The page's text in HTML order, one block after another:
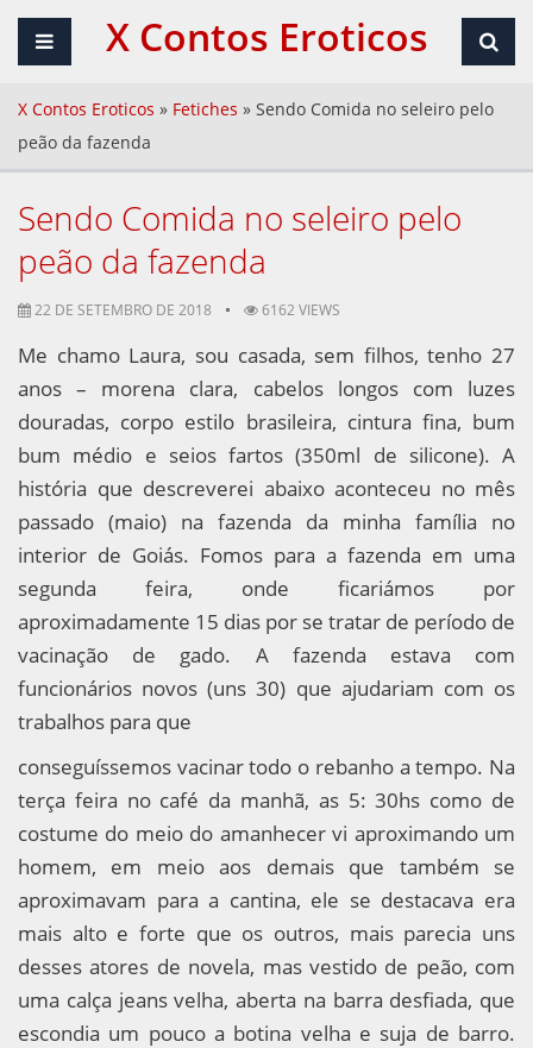
X Contos Eroticos
X Contos Eroticos » Fetiches » Sendo Comida no seleiro pelo
peão da fazenda
Sendo Comida no seleiro pelo
peão da fazenda
22 DE SETEMBRO DE 2018 6162 VIEWS
Me chamo Laura, sou casada, sem filhos, tenho 27
anos – morena clara, cabelos longos com luzes
douradas, corpo estilo brasileira, cintura fina, bum
bum médio e seios fartos (350ml de silicone). A
história que descreverei abaixo aconteceu no mês
passado (maio) na fazenda da minha família no
interior de Goiás. Fomos para a fazenda em uma
segunda feira, onde ficariámos por
aproximadamente 15 dias por se tratar de período de
vacinação de gado. A fazenda estava com
funcionários novos (uns 30) que ajudariam com os
trabalhos para que
conseguíssemos vacinar todo o rebanho a tempo. Na
terça feira no café da manhã, as 5: 30hs como de
costume do meio do amanhecer vi aproximando um
homem, em meio aos demais que também se
aproximavam para a cantina, ele se destacava era
mais alto e forte que os outros, mais parecia uns
desses atores de novela, mas vestido de peão, com
uma calça jeans velha, aberta na barra desfiada, que
escondia um pouco a botina velha e suja de barro.